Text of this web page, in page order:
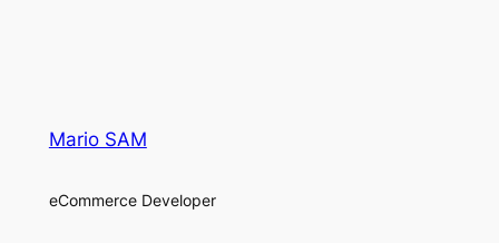
Mario SAM
eCommerce Developer